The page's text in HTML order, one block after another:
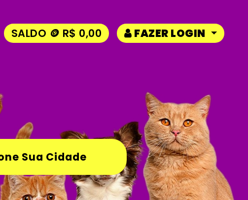
SALDO 🪙 R$ 0,00 FAZER LOGIN
Sua Cidade